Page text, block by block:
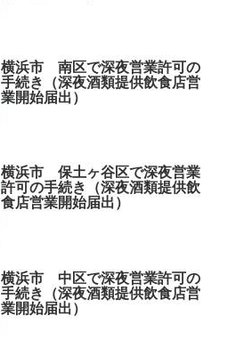
横浜市 南区で深夜営業許可の
手続き（深夜酒類提供飲食店営
業開始届出）
横浜市 保土ヶ谷区で深夜営業
許可の手続き（深夜酒類提供飲
食店営業開始届出）
横浜市 中区で深夜営業許可の
手続き（深夜酒類提供飲食店営
業開始届出）